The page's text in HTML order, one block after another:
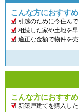
こんな方におすすめ
引越のために今住ん
相続した家や土地を早
適正な金額で物件を売
こんな方におすすめ
新築戸建てを購入した